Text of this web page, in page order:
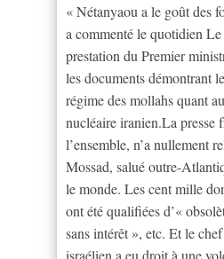
« Nétanyaou a le goût des
a commenté le quotidien
prestation du Premier
les documents démontrant
régime des mollahs quant
nucléaire iranien.La presse
l’ensemble, n’a nullement
Mossad, salué outre-
le monde. Les cent mille
ont été qualifiées d’«
sans intérêt », etc. Et le
israélien a eu droit à une